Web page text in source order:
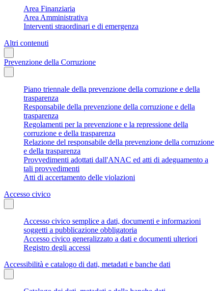
Area Finanziaria
Area Amministrativa
Interventi straordinari e di emergenza
Altri contenuti
Prevenzione della Corruzione
Piano triennale della prevenzione della corruzione e della
trasparenza
Responsabile della prevenzione della corruzione e della
trasparenza
Regolamenti per la prevenzione e la repressione della
corruzione e della trasparenza
Relazione del responsabile della prevenzione della corruzione
e della trasparenza
Provvedimenti adottati dall'ANAC ed atti di adeguamento a
tali provvedimenti
Atti di accertamento delle violazioni
Accesso civico
Accesso civico semplice a dati, documenti e informazioni
soggetti a pubblicazione obbligatoria
Accesso civico generalizzato a dati e documenti ulteriori
Registro degli accessi
Accessibilità e catalogo di dati, metadati e banche dati